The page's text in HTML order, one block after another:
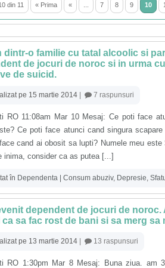
din 11 « Prima « 7 8 9 10
dintr-o familie cu tatal alcoolic si
de jocuri de noroc si in urma
de suicid.
pe 15 martie 2014 7 raspunsuri
RO 11:08am Mar 10 Mesaj: Ce poti face
Ce poti face atunci cand singura
cand ai obosit sa lupti? Numele meu
inima, consider ca as putea [...]
în Dependenta | Consum abuziv, Depresie,
dependent de jocuri de noroc.
sa fac rost de bani si sa merg sa
pe 13 martie 2014 13 raspunsuri
RO 1:30pm Mar 8 Mesaj: Buna ziua.